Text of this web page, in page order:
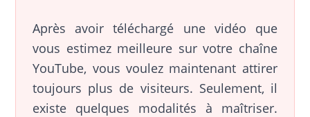
Après avoir téléchargé une vidéo que
vous estimez meilleure sur votre chaîne
YouTube, vous voulez maintenant attirer
toujours plus de visiteurs. Seulement, il
existe quelques modalités à maîtriser.